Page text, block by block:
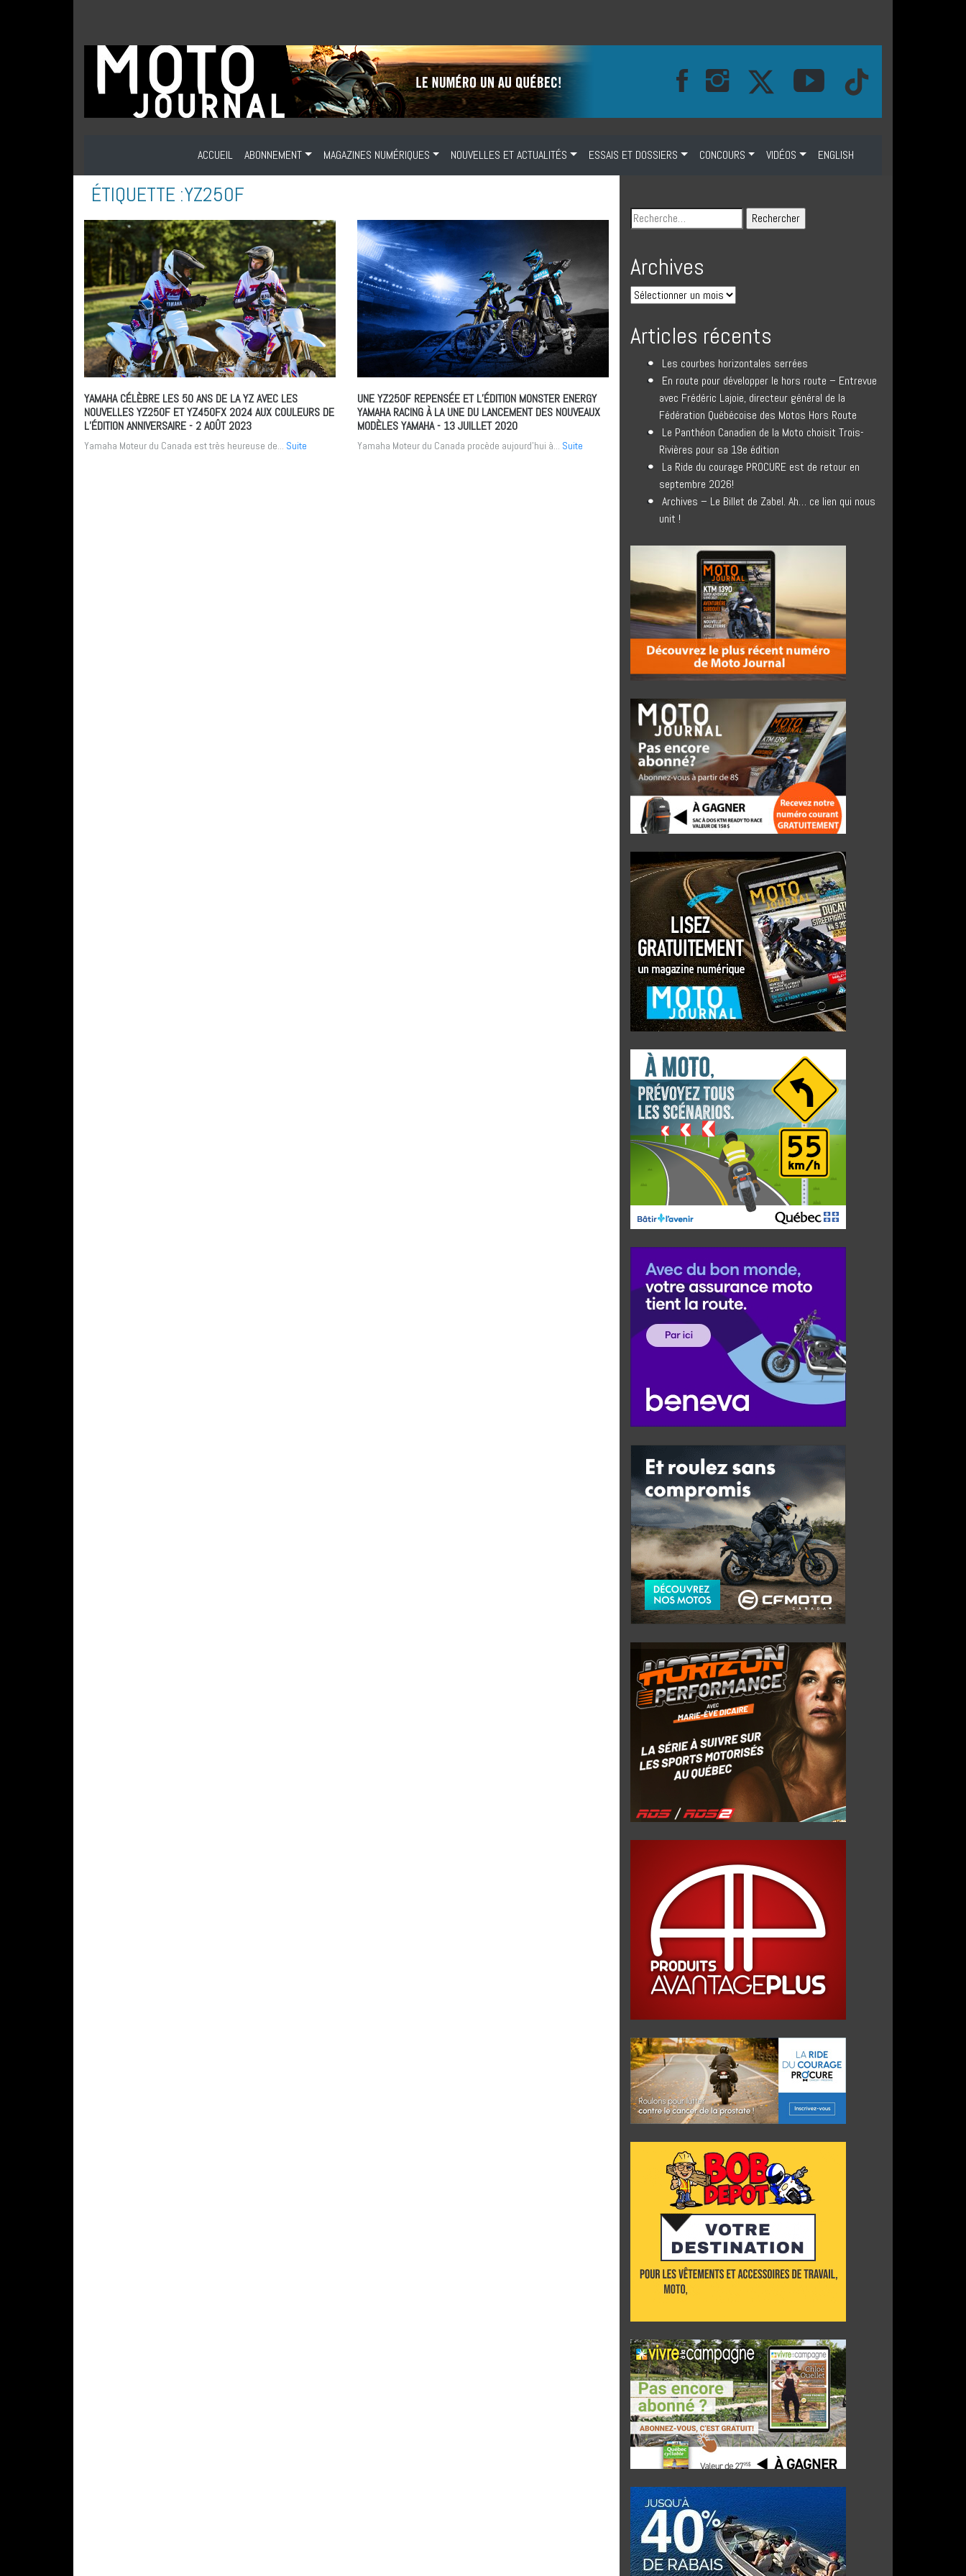
ACCUEIL ABONNEMENT MAGAZINES NUMÉRIQUES NOUVELLES ET ACTUALITÉS ESSAIS ET DOSSIERS CONCOURS VIDÉOS ENGLISH
ÉTIQUETTE :YZ250F
YAMAHA CÉLÈBRE LES 50 ANS DE LA YZ AVEC LES
NOUVELLES YZ250F ET YZ450FX 2024 AUX COULEURS DE
L’ÉDITION ANNIVERSAIRE- 2 AOÛT 2023
Yamaha Moteur du Canada est très heureuse de... Suite
UNE YZ250F REPENSÉE ET L’ÉDITION MONSTER ENERGY
YAMAHA RACING À LA UNE DU LANCEMENT DES NOUVEAUX
MODÈLES YAMAHA- 13 JUILLET 2020
Yamaha Moteur du Canada procède aujourd’hui à... Suite
Archives
Articles récents
Les courbes horizontales serrées
En route pour développer le hors route – Entrevue
avec Frédéric Lajoie, directeur général de la
Fédération Québécoise des Motos Hors Route
Le Panthéon Canadien de la Moto choisit Trois-
Rivières pour sa 19e édition
La Ride du courage PROCURE est de retour en
septembre 2026!
Archives – Le Billet de Zabel. Ah… ce lien qui nous
unit !